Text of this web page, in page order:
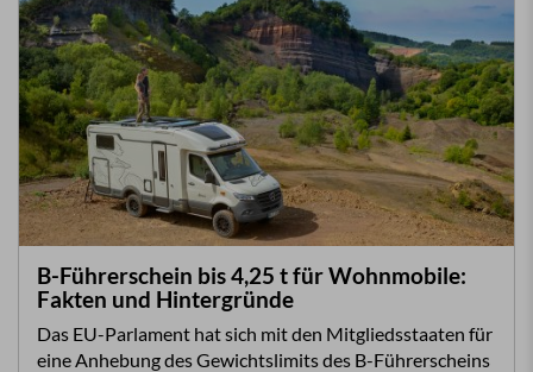
B-Führerschein bis 4,25 t für Wohnmobile:
Fakten und Hintergründe
Das EU-Parlament hat sich mit den Mitgliedsstaaten für
eine Anhebung des Gewichtslimits des B-Führerscheins